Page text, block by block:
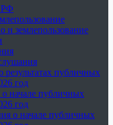
РФ
и землепользование
результатах публичных
год
начале публичных
год
о начале публичных